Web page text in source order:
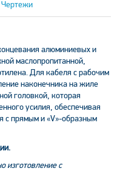
Чертежи
алюминиевых и
маслопропитанной,
Для кабеля с рабочим
наконечника на жиле
головкой, которая
усилия, обеспечивая
с прямым и «V»-образным
изготовление с